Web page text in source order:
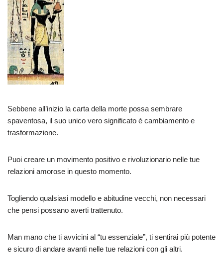
Sebbene all’inizio la carta della morte possa sembrare
spaventosa, il suo unico vero significato è cambiamento e
trasformazione.
Puoi creare un movimento positivo e rivoluzionario nelle tue
relazioni amorose in questo momento.
Togliendo qualsiasi modello e abitudine vecchi, non necessari
che pensi possano averti trattenuto.
Man mano che ti avvicini al “tu essenziale”, ti sentirai più potente
e sicuro di andare avanti nelle tue relazioni con gli altri.